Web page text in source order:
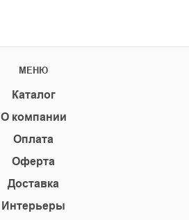
МЕНЮ
Каталог
О компании
Оплата
Оферта
Доставка
Интерьеры